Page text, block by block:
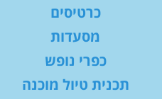
כרטיסים
מסעדות
כפרי נופש
תכנית טיול מוכנה